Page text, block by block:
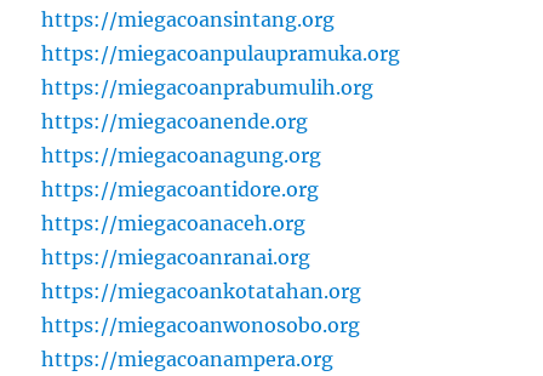
https://miegacoansintang.org
https://miegacoanpulaupramuka.org
https://miegacoanprabumulih.org
https://miegacoanende.org
https://miegacoanagung.org
https://miegacoantidore.org
https://miegacoanaceh.org
https://miegacoanranai.org
https://miegacoankotatahan.org
https://miegacoanwonosobo.org
https://miegacoanampera.org